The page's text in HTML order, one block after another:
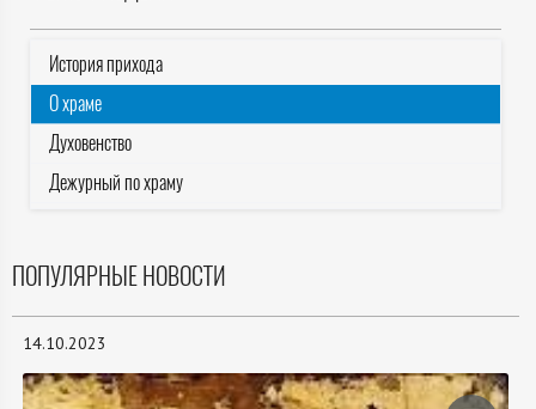
История прихода
О храме
Духовенство
Дежурный по храму
ПОПУЛЯРНЫЕ НОВОСТИ
14.10.2023